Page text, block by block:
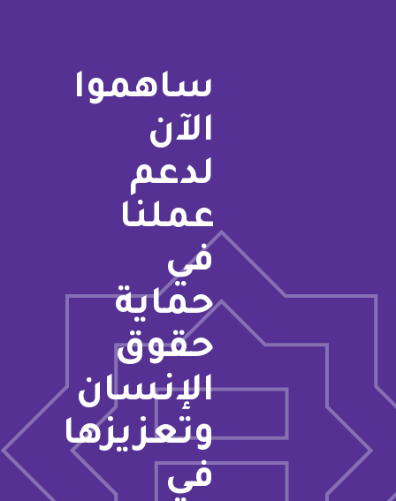
ساهموا
الآن
لدعم
عملنا
في
حماية
حقوق
الإنسان
وتعزيزها
في